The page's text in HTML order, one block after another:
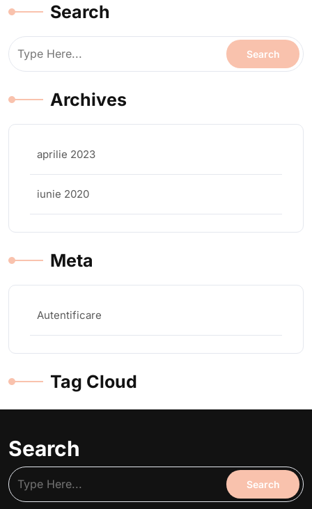
Search
Archives
aprilie 2023
iunie 2020
Meta
Autentificare
Tag Cloud
Search